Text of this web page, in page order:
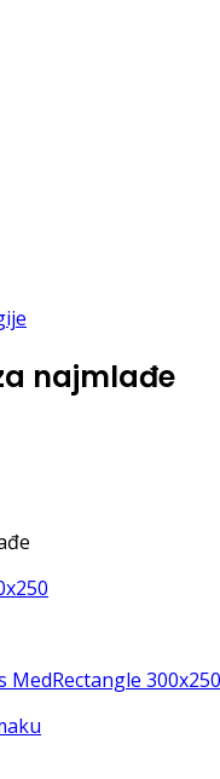
najmlađe